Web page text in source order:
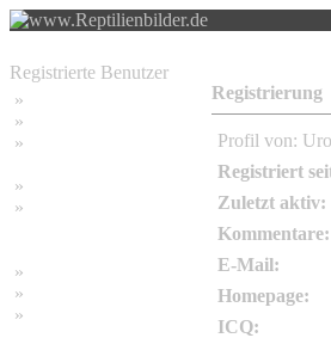
Registrierte Benutzer
»
»
»
»
»
»
»
»
Registrierung
Profil von:
Registriert
Zuletzt aktiv:
Kommentare:
E-Mail:
Homepage:
ICQ: